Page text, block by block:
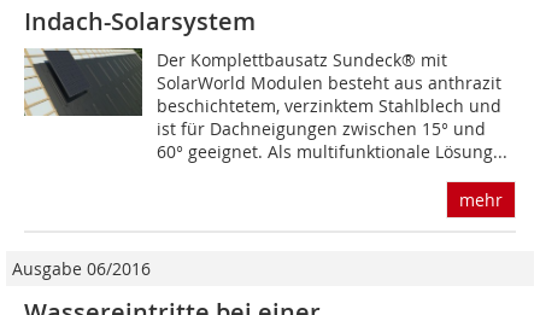
Indach-Solarsystem
Der Komplettbausatz Sundeck® mit
SolarWorld Modulen besteht aus anthrazit
beschichtetem, verzinktem Stahlblech und
ist für Dachneigungen zwischen 15° und
60° geeignet. Als multifunktionale Lösung...
mehr
Ausgabe 06/2016